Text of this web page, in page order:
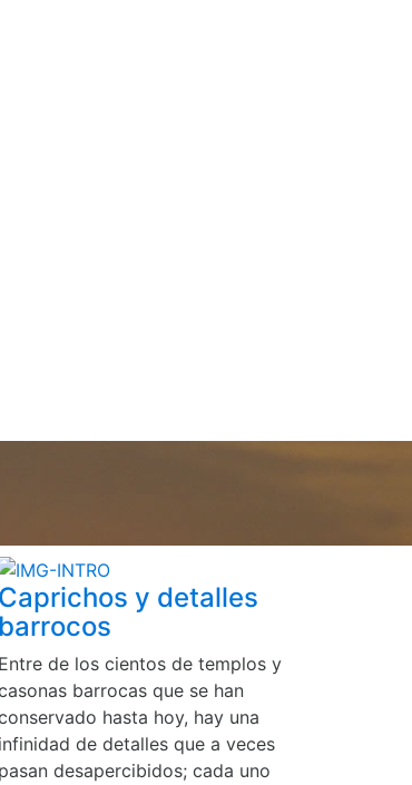
Caprichos y detalles
barrocos
Entre de los cientos de templos y
barrocas que se han
hasta hoy, hay una
infinidad de detalles que a veces
pasan desapercibidos; cada uno